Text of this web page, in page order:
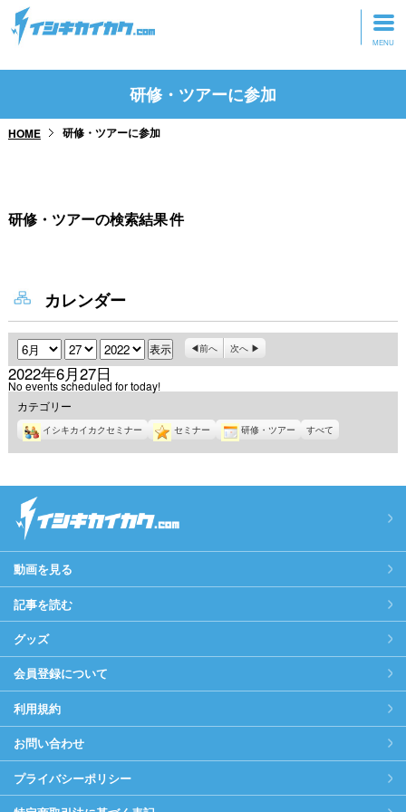
トップページ
研修・ツアーに参加
研修・ツアーに参加
HOME 研修・ツアーに参加
研修・ツアーの検索結果件
カレンダー
月 日 年 前へ 次へ
2022年6月27日
No events scheduled for today!
カテゴリー
イシキカイカクセミナー セミナー 研修・ツアー すべて
動画を見る
記事を読む
グッズ
会員登録について
利用規約
お問い合わせ
プライバシーポリシー